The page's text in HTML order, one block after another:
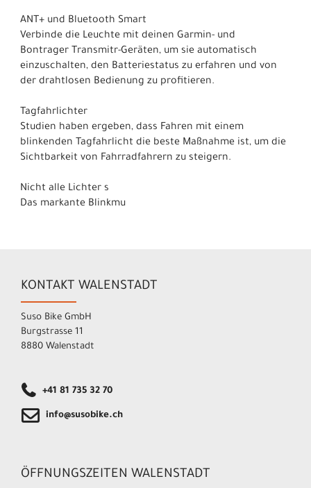
ANT+ und Bluetooth Smart
Verbinde die Leuchte mit deinen Garmin- und
Bontrager Transmitr-Geräten, um sie automatisch
einzuschalten, den Batteriestatus zu erfahren und von
der drahtlosen Bedienung zu profitieren.
Tagfahrlichter
Studien haben ergeben, dass Fahren mit einem
blinkenden Tagfahrlicht die beste Maßnahme ist, um die
Sichtbarkeit von Fahrradfahrern zu steigern.
Nicht alle Lichter s
Das markante Blinkmu
KONTAKT WALENSTADT
Suso Bike GmbH
Burgstrasse 11
8880 Walenstadt
+41 81 735 32 70
info@susobike.ch
ÖFFNUNGSZEITEN WALENSTADT